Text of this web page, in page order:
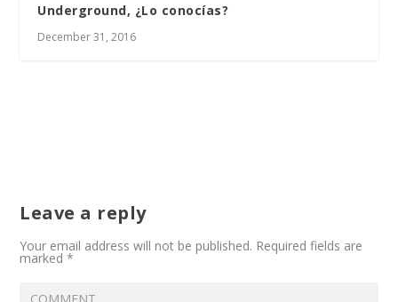
Underground, ¿Lo conocías?
December 31, 2016
Leave a reply
Your email address will not be published. Required fields are
marked*